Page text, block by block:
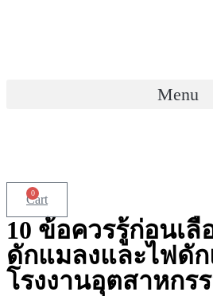
Menu
0
Cart
10 ข้อควรรู้ก่อนเลื
ดักแมลงและไฟดั
โรงงานอุตสาหกร